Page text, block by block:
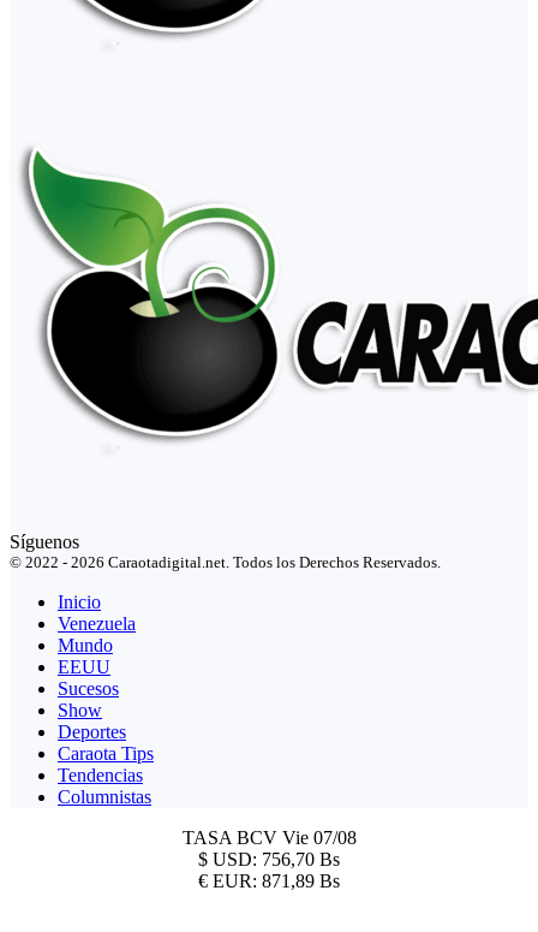
Síguenos
© 2022 - 2026 Caraotadigital.net. Todos los Derechos Reservados.
Inicio
Venezuela
Mundo
EEUU
Sucesos
Show
Deportes
Caraota Tips
Tendencias
Columnistas
TASA BCV Vie 07/08
$ USD: 756,70 Bs
€ EUR: 871,89 Bs